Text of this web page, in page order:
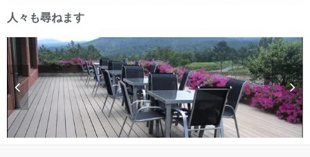
人々も尋ねます